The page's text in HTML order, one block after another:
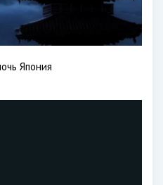
Япония